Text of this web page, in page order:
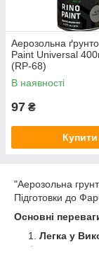
Аерозольна
Paint Universal
(RP-68)
В наявності
97 ₴
Купити
"Аерозольна
Підготовки до
Основні
Легка у
балонах
натискайте на